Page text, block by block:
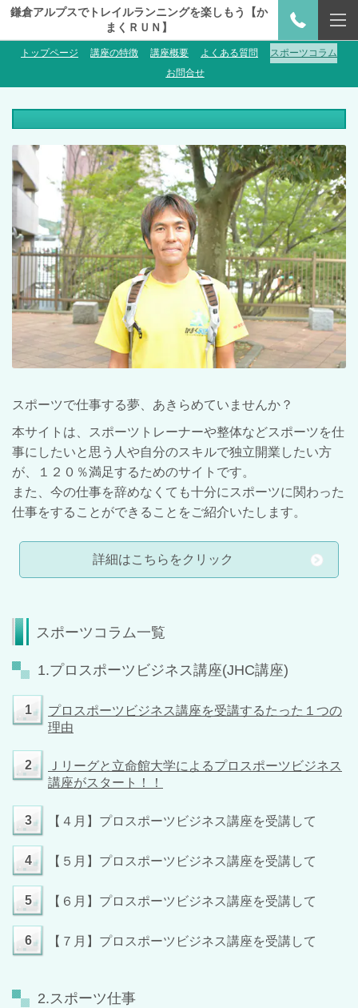
鎌倉アルプスでトレイルランニングを楽しもう【か
まくＲＵＮ】
トップページ 講座の特徴 講座概要 よくある質問
スポーツコラム
お問合せ
スポーツで仕事する夢、あきらめていませんか？
本サイトは、スポーツトレーナーや整体などスポーツを仕
事にしたいと思う人や自分のスキルで独立開業したい方
が、１２０％満足するためのサイトです。
また、今の仕事を辞めなくても十分にスポーツに関わった
仕事をすることができることをご紹介いたします。
詳細はこちらをクリック
スポーツコラム一覧
1.プロスポーツビジネス講座(JHC講座)
1
プロスポーツビジネス講座を受講するたった１つの
理由
2
Ｊリーグと立命館大学によるプロスポーツビジネス
講座がスタート！！
3 【４月】プロスポーツビジネス講座を受講して
4 【５月】プロスポーツビジネス講座を受講して
5 【６月】プロスポーツビジネス講座を受講して
6 【７月】プロスポーツビジネス講座を受講して
2.スポーツ仕事